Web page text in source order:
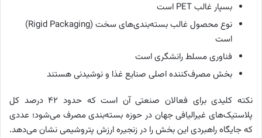
بسپار غالب PET است
نوع محصول غالب بسته‌بندی‌های سخت (Rigid Packaging)
است
فناوری مسلط رانشگری است
بخش مصرف‌کننده اصلی صنایع غذا و نوشیدنی هستند
نکته کلیدی برای فعالان صنعتی آن است که حدود ۴۲ درصد کل
پلاستیک‌های غیرالیافی جهان در حوزه بسته‌بندی مصرف می‌شود؛ عددی
که جایگاه راهبردی این بخش را در زنجیره ارزش پتروشیمی نشان می‌دهد.